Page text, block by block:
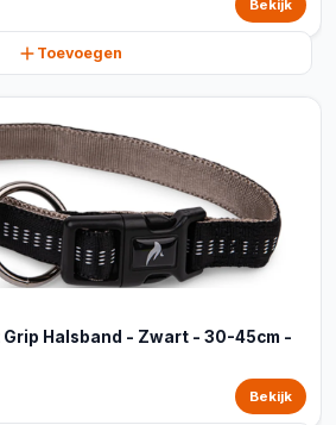
Bekijk
Toevoegen
Halsband - Zwart - 30-45cm -
Bekijk